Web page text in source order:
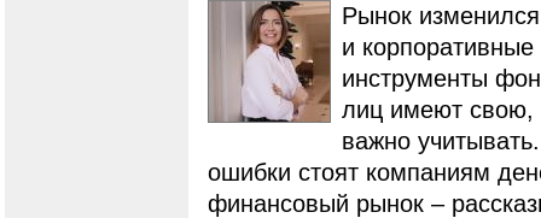
Рынок
и
инструменты
лиц имеют свою,
важно
ошибки стоят компаниям
финансовый рынок –